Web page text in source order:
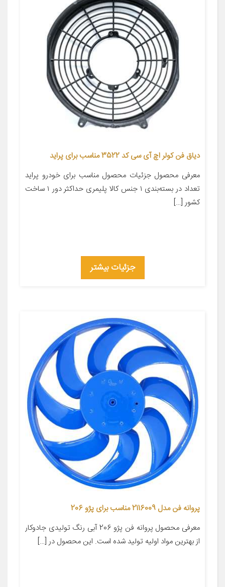
دیاق فن کولر اچ آی سی کد 3522 مناسب برای پراید
معرفی محصول جزئیات محصول مناسب برای خودرو پراید
تعداد در بسته‌بندی ۱ جنس کالا پلیمری حداکثر دور ۱ ساخت
کشور […]
جزئیات بیشتر
پروانه فن مدل 2116009 مناسب برای پژو 206
معرفی محصول پروانه فن پژو 206 آبی رنگ تولیدی جادوکار
از بهترین مواد اولیه تولید شده است. این محصول در […]